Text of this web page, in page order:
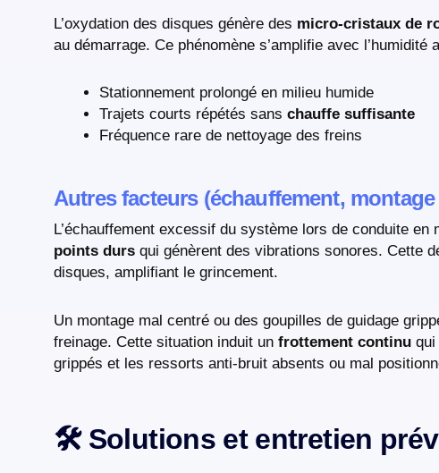
L’oxydation des disques génère des micro-cristaux de
au démarrage. Ce phénomène s’amplifie avec
Stationnement prolongé en milieu humide
Trajets courts répétés sans chauffe suffisante
Fréquence rare de nettoyage des freins
Autres facteurs (échauffement,
L’échauffement excessif du système lors de conduite
points durs qui génèrent des vibrations sonores. Cette
disques, amplifiant le grincement.
Un montage mal centré ou des goupilles de guidage
freinage. Cette situation induit un frottement continu qui
grippés et les ressorts anti-bruit absents ou mal
🛠️ Solutions et entretien